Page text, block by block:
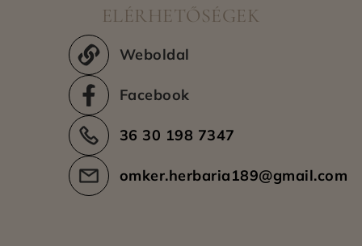
ELÉRHETŐSÉGEK
Weboldal
Facebook
36 30 198 7347
omker.herbaria189@gmail.com